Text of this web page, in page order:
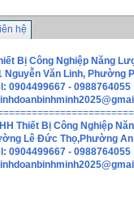
hệ
Bị Công Nghiệp Năng
Nguyễn Văn Linh, Phường
0904499667 - 0988764055
Thiết Bị Công Nghiệp
Lê Đức Thọ,Phường An
0904499667 - 0988764055